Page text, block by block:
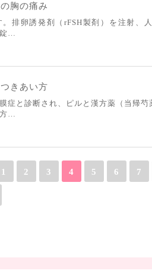
胸の痛み
排卵誘発剤（rFSH製剤）を注射、
錠…
きあい方
症と診断され、ピルと漢方薬（当帰芍
方…
1 2 3 4 5 6 7